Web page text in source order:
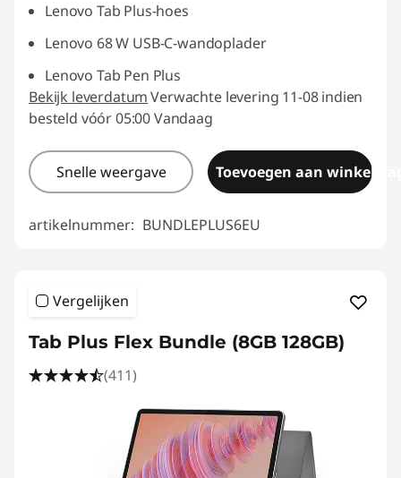
Lenovo Tab Plus-hoes
Lenovo 68 W USB-C-wandoplader
Lenovo Tab Pen Plus
Bekijk leverdatumVerwachte levering 11-08 indien
besteld vóór 05:00 Vandaag
Snelle weergave Toevoegen aan
artikelnummer: BUNDLEPLUS6EU
Vergelijken
Tab Plus Flex Bundle (8GB 128GB)
(411)